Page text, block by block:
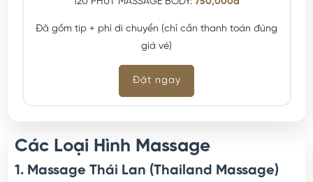
Đã gồm tip + phí di chuyển (chỉ cần thanh toán đúng
giá vé)
Đặt ngay
Các Loại Hình Massage
1. Massage Thái Lan (Thailand Massage)